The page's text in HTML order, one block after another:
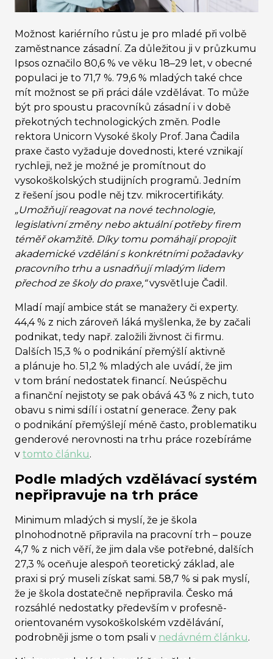
Možnost kariérního růstu je pro mladé při volbě
zaměstnance zásadní. Za důležitou ji v průzkumu
Ipsos označilo 80,6 % ve věku 18–29 let, v obecné
populaci je to 71,7 %. 79,6 % mladých také chce
mít možnost se při práci dále vzdělávat. To může
být pro spoustu pracovníků zásadní i v době
překotných technologických změn. Podle
rektora Unicorn Vysoké školy Prof. Jana Čadila
praxe často vyžaduje dovednosti, které vznikají
rychleji, než je možné je promítnout do
vysokoškolských studijních programů. Jedním
z řešení jsou podle něj tzv. mikrocertifikáty.
„Umožňují reagovat na nové technologie,
legislativní změny nebo aktuální potřeby firem
téměř okamžitě. Díky tomu pomáhají propojit
akademické vzdělání s konkrétními požadavky
pracovního trhu a usnadňují mladým lidem
přechod ze školy do praxe,“vysvětluje Čadil.
Mladí mají ambice stát se manažery či experty.
44,4 % z nich zároveň láká myšlenka, že by začali
podnikat, tedy např. založili živnost či firmu.
Dalších 15,3 % o podnikání přemýšlí aktivně
a plánuje ho. 51,2 % mladých ale uvádí, že jim
v tom brání nedostatek financí. Neúspěchu
a finanční nejistoty se pak obává 43 % z nich, tuto
obavu s nimi sdílí i ostatní generace. Ženy pak
o podnikání přemýšlejí méně často, problematiku
genderové nerovnosti na trhu práce rozebíráme
v tomto článku.
Podle mladých vzdělávací systém
nepřipravuje na trh práce
Minimum mladých si myslí, že je škola
plnohodnotně připravila na pracovní trh – pouze
4,7 % z nich věří, že jim dala vše potřebné, dalších
27,3 % oceňuje alespoň teoretický základ, ale
praxi si prý museli získat sami. 58,7 % si pak myslí,
že je škola dostatečně nepřipravila. Česko má
rozsáhlé nedostatky především v profesně-
orientovaném vysokoškolském vzdělávání,
podrobněji jsme o tom psali v nedávném článku.